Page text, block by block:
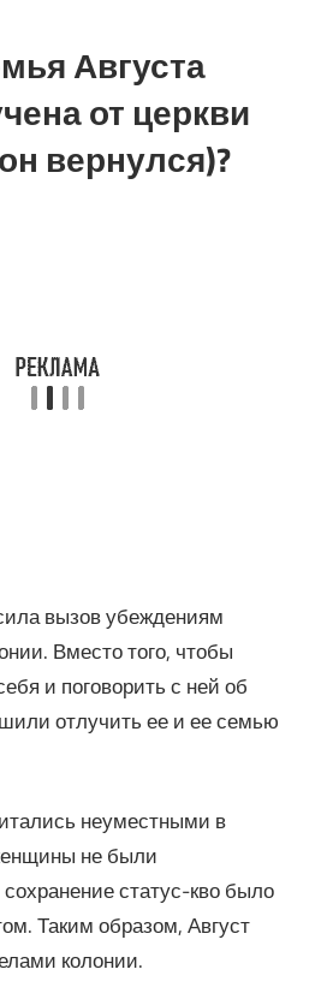
Августа
от церкви
вернулся)?
вызов убеждениям
Вместо того, чтобы
и поговорить с ней об
отлучить ее и ее семью
неуместными в
не были
статус-кво было
Таким образом, Август
колонии.